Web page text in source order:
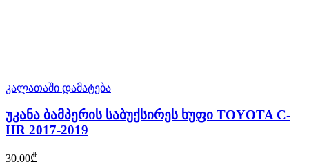
კალათაში დამატება
უკანა ბამპერის საბუქსირეს ხუფი TOYOTA C-
HR 2017-2019
30.00₾